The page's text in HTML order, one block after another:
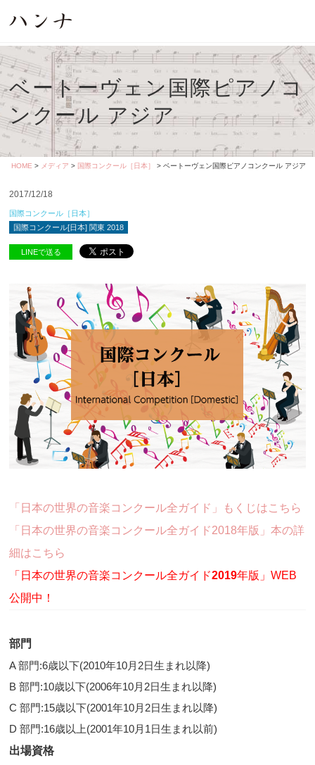
ベートーヴェン国際ピアノコ
ンクール アジア
HOME > メディア > 国際コンクール［日本］ > ベートーヴェン国際ピアノコンクール アジア
2017/12/18
国際コンクール［日本］
国際コンクール[日本] 関東 2018
LINEで送る
「日本の世界の音楽コンクール全ガイド」もくじはこちら
「日本の世界の音楽コンクール全ガイド2018年版」本の詳
細はこちら
「日本の世界の音楽コンクール全ガイド2019年版」WEB
公開中！
部門
A 部門:6歳以下(2010年10月2日生まれ以降)
B 部門:10歳以下(2006年10月2日生まれ以降)
C 部門:15歳以下(2001年10月2日生まれ以降)
D 部門:16歳以上(2001年10月1日生まれ以前)
出場資格